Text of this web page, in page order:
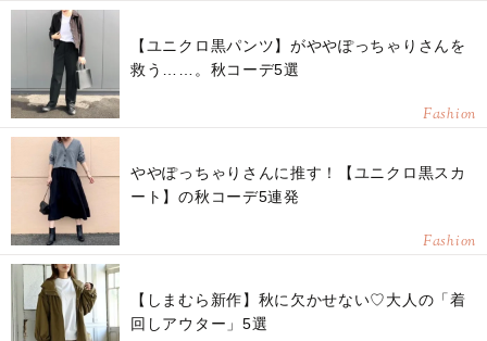
【ユニクロ黒パンツ】がややぽっちゃりさんを
救う……。秋コーデ5選
Fashion
ややぽっちゃりさんに推す！【ユニクロ黒スカ
ート】の秋コーデ5連発
Fashion
【しまむら新作】秋に欠かせない♡大人の「着
回しアウター」5選